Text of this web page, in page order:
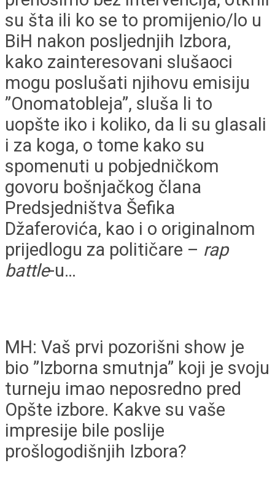
su šta ili ko se to promijenio/lo u
BiH nakon posljednjih Izbora,
kako zainteresovani slušaoci
mogu poslušati njihovu emisiju
”Onomatobleja”, sluša li to
uopšte iko i koliko, da li su glasali
i za koga, o tome kako su
spomenuti u pobjedničkom
govoru bošnjačkog člana
Predsjedništva Šefika
Džaferovića, kao i o originalnom
prijedlogu za političare – rap
battle-u…
MH: Vaš prvi pozorišni show je
bio ”Izborna smutnja” koji je svoju
turneju imao neposredno pred
Opšte izbore. Kakve su vaše
impresije bile poslije
prošlogodišnjih Izbora?